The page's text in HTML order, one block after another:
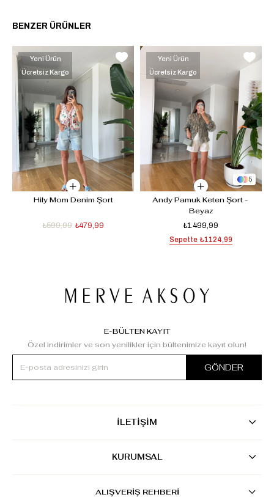
BENZER ÜRÜNLER
Hily Mom Denim Şort
₺479,99
₺599,99
Yeni Ürün
Ücretsiz Kargo
5
Andy Pamuk Keten Şort -
Beyaz
₺1.499,99
Sepette ₺1124,99
Yeni Ürün
Ücretsiz Kargo
E-BÜLTEN KAYIT
Özel indirimler ve son yenilikler için bültenimize kayıt olun!
GÖNDER
İLETİŞİM
KURUMSAL
ALIŞVERİŞ REHBERİ